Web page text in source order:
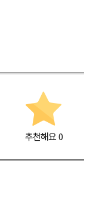
추천해요 0